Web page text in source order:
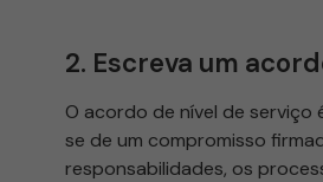
2. Escreva um
O acordo de nível de serviço
se de um compromisso
responsabilidades, os